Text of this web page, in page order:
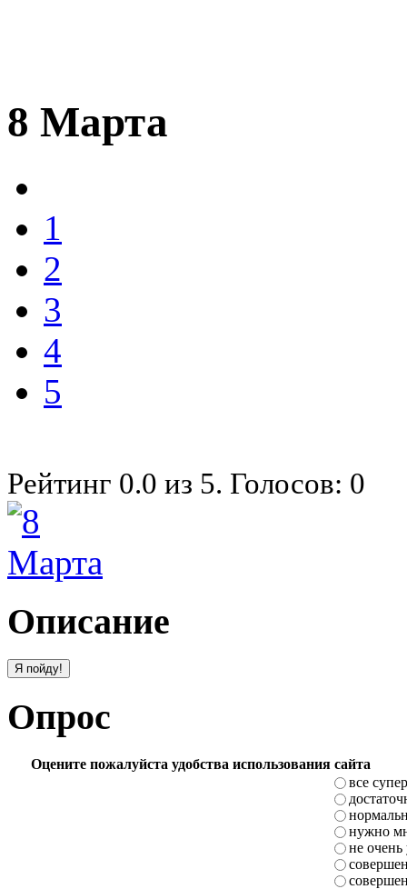
8 Марта
1
2
3
4
5
Рейтинг 0.0 из 5. Голосов: 0
Описание
Опрос
Оцените пожалуйста удобства использования сайта
все супер
нужно
не очень